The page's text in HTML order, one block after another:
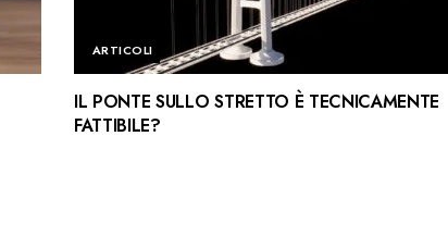
ARTICOLI
IL PONTE SULLO STRETTO È TECNICAMENTE
FATTIBILE?